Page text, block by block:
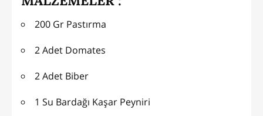
200 Gr Pastırma
2 Adet Domates
2 Adet Biber
1 Su Bardağı Kaşar Peyniri